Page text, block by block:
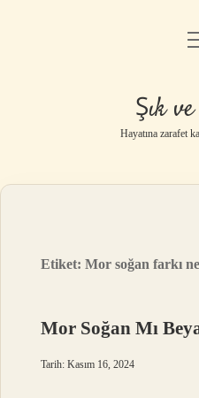
Yasal
Şık
Hayatına zarafet
Etiket:Mor soğan farkı
Mor Soğan Mı
Tarih: Kasım 16, 2024